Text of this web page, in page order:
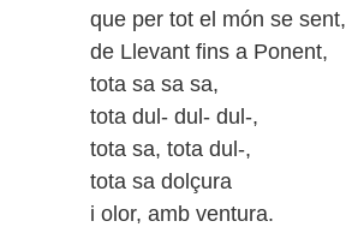
que per tot el món se sent,
de Llevant fins a Ponent,
tota sa sa sa,
tota dul- dul- dul-,
tota sa, tota dul-,
tota sa dolçura
i olor, amb ventura.